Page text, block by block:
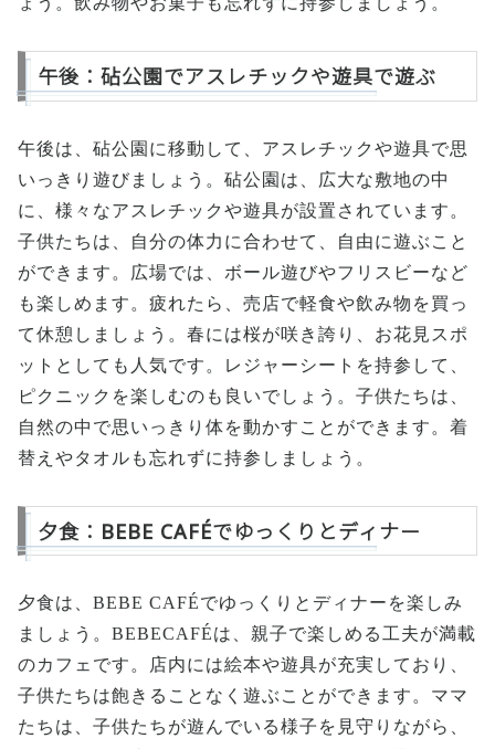
午後：砧公園でアスレチックや遊具で遊ぶ
午後は、砧公園に移動して、アスレチックや遊具で思
いっきり遊びましょう。砧公園は、広大な敷地の中
に、様々なアスレチックや遊具が設置されています。
子供たちは、自分の体力に合わせて、自由に遊ぶこと
ができます。広場では、ボール遊びやフリスビーなど
も楽しめます。疲れたら、売店で軽食や飲み物を買っ
て休憩しましょう。春には桜が咲き誇り、お花見スポ
ットとしても人気です。レジャーシートを持参して、
ピクニックを楽しむのも良いでしょう。子供たちは、
自然の中で思いっきり体を動かすことができます。着
替えやタオルも忘れずに持参しましょう。
夕食：BEBE CAFÉでゆっくりとディナー
夕食は、BEBE CAFÉでゆっくりとディナーを楽しみ
ましょう。BEBECAFÉは、親子で楽しめる工夫が満載
のカフェです。店内には絵本や遊具が充実しており、
子供たちは飽きることなく遊ぶことができます。ママ
たちは、子供たちが遊んでいる様子を見守りながら、